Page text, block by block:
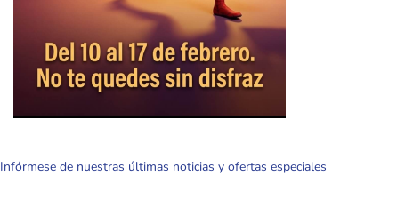
Infórmese de nuestras últimas noticias y ofertas especiales